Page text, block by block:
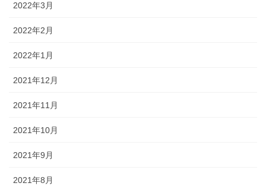
2022年3月
2022年2月
2022年1月
2021年12月
2021年11月
2021年10月
2021年9月
2021年8月